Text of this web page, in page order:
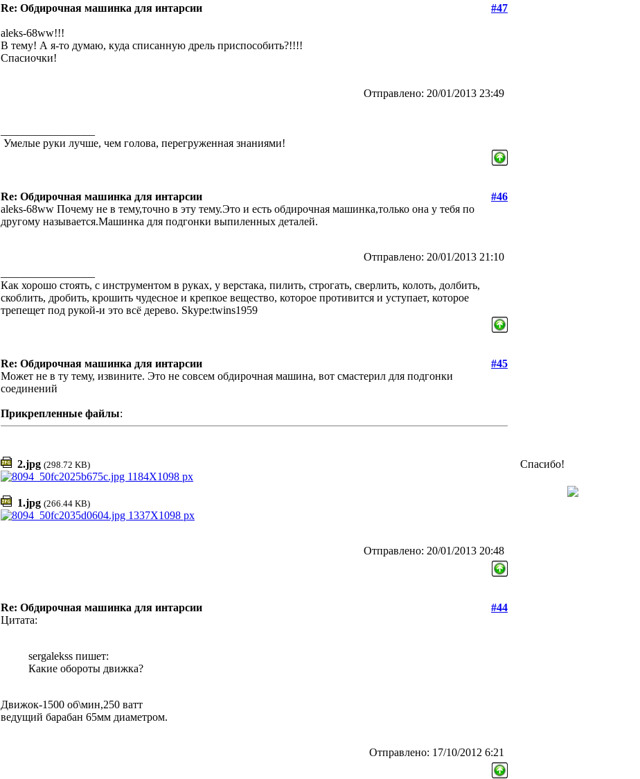
Re: Обдирочная машинка для интарсии
#47
aleks-68ww!!!
В тему! А я-то думаю, куда списанную дрель приспособить?!!!!
Спасиочки!
Отправлено: 20/01/2013 23:49
Умелые руки лучше, чем голова, перегруженная знаниями!
Re: Обдирочная машинка для интарсии
#46
aleks-68ww Почему не в тему,точно в эту тему.Это и есть обдирочная машинка,только она у тебя по
другому называется.Машинка для подгонки выпиленных деталей.
Отправлено: 20/01/2013 21:10
Как хорошо стоять, с инструментом в руках, у верстака, пилить, строгать, сверлить, колоть, долбить,
скоблить, дробить, крошить чудесное и крепкое вещество, которое противится и уступает, которое
трепещет под рукой-и это всё дерево. Skype:twins1959
Re: Обдирочная машинка для интарсии
#45
Может не в ту тему, извините. Это не совсем обдирочная машина, вот смастерил для подгонки
соединений
Прикрепленные файлы:
2.jpg (298.72 KB)
1.jpg (266.44 KB)
Отправлено: 20/01/2013 20:48
Re: Обдирочная машинка для интарсии
#44
Цитата:
sergalekss пишет:
Какие обороты движка?
Движок-1500 об\мин,250 ватт
ведущий барабан 65мм диаметром.
Отправлено: 17/10/2012 6:21
Спасибо!